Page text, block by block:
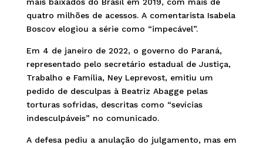
quatro milhões de acessos. A comentarista Isabela
Boscov elogiou a série como “impecável”.
Em 4 de janeiro de 2022, o governo do Paraná,
representado pelo secretário estadual de Justiça,
Trabalho e Família, Ney Leprevost, emitiu um
pedido de desculpas à Beatriz Abagge pelas
torturas sofridas, descritas como “sevícias
indesculpáveis” no comunicado.
A defesa pediu a anulação do julgamento, mas em